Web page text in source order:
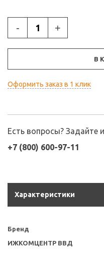
- +
В
Оформить заказ в 1 клик
Есть вопросы? Задайте
+7 (800) 600-97-11
Характеристики
Бренд
ИЖКОМЦЕНТР ВВД